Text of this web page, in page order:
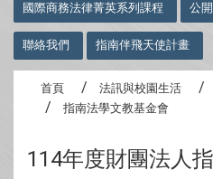
國際商務法律菁英系列課程 公
聯絡我們 指南伴飛天使計畫
首頁 法訊與校園生活
指南法學文教基金會
114年度財團法人